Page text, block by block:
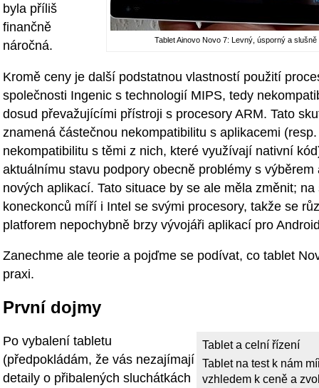
Tablet Ainovo Novo 7: Levný, úsporný a
byla příliš
finančně
náročná.
Kromě ceny je další podstatnou vlastností použití
společnosti Ingenic s technologií MIPS, tedy
dosud převažujícími přístroji s procesory ARM. Tato
znamená částečnou nekompatibilitu s aplikacemi (resp.
nekompatibilitu s těmi z nich, které využívají nativní
aktuálnímu stavu podpory obecně problémy s výběrem
nových aplikací. Tato situace by se ale měla změnit; na
koneckonců míří i Intel se svými procesory, takže se
platforem nepochybně brzy vývojáři aplikací pro
Zanechme ale teorie a pojďme se podívat, co tablet
praxi.
První dojmy
Tablet a celní řízení
Tablet na test k nám
vzhledem k ceně a
Po vybalení tabletu
(předpokládám, že vás nezajímají
detaily o přibalených sluchátkách